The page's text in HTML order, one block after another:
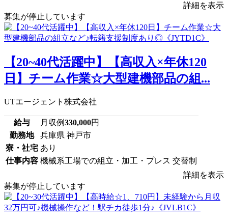
詳細を表示
募集が停止しています
【20~40代活躍中】【高収入×年休120
日】チーム作業☆大型建機部品の組...
UTエージェント株式会社
給与 月収例330,000円
勤務地
兵庫県 神戸市
寮・社宅 あり
仕事内容 機械系工場での組立・加工・プレス 交替制
詳細を表示
募集が停止しています